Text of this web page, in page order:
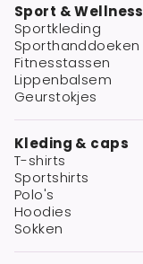
Sport & Wellness
Sportkleding
Sporthanddoeken
Fitnesstassen
Lippenbalsem
Geurstokjes
Kleding & caps
T-shirts
Sportshirts
Polo's
Hoodies
Sokken